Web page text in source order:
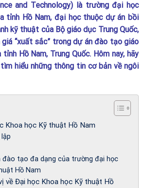
and Technology) là trường đại học
tỉnh Hồ Nam, đại học thuộc dự án bồi
kỹ thuật của Bộ giáo dục Trung Quốc,
“xuất sắc” trong dự án đào tạo giáo
Hồ Nam, Trung Quốc. Hôm nay, hãy
hiểu những thông tin cơ bản về ngôi
Khoa học Kỹ thuật Hồ Nam
đào tạo đa dạng của trường đại học
Hồ Nam
về Đại học Khoa học Kỹ thuật Hồ